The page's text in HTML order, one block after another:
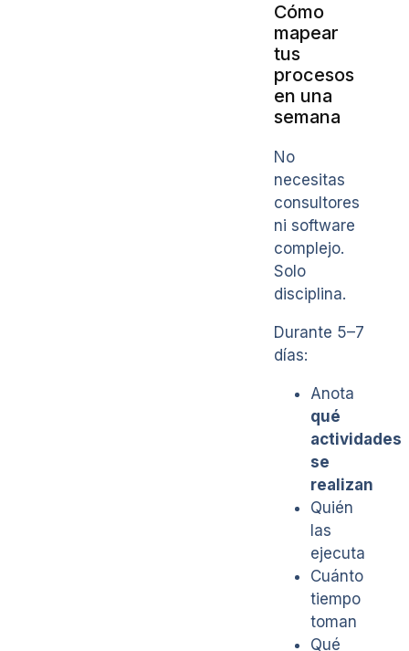
Cómo
mapear
tus
procesos
en una
semana
No
necesitas
consultores
ni software
complejo.
Solo
disciplina.
Durante 5–7
días:
Anota
qué
actividades
se
realizan
Quién
las
ejecuta
Cuánto
tiempo
toman
Qué